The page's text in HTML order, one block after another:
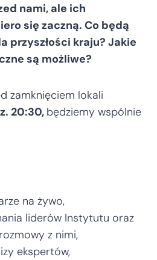
nami, ale ich
się zaczną. Co będą
przyszłości kraju? Jakie
są możliwe?
zamknięciem lokali
20:30, będziemy wspólnie
na żywo,
liderów Instytutu oraz
z nimi,
ekspertów,